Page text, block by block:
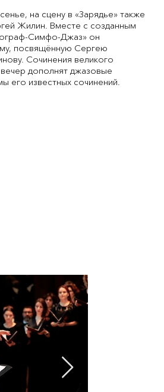
на сцену в «Зарядье» также
Жилин. Вместе с созданным
Симфо-Джаз» он
посвящённую Сергею
Сочинения великого
дополнят джазовые
его известных сочинений.